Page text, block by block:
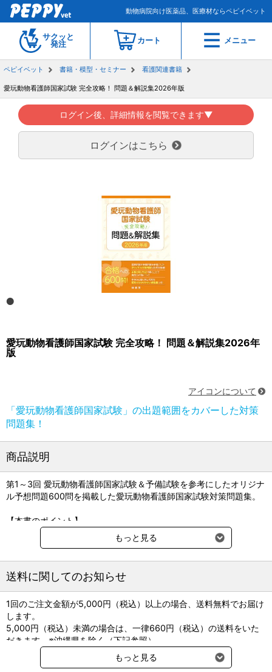
動物病院向け医薬品、医療材ならペピイベット
サクッと
発注
カート メニュー
ペピイベット 書籍・模型・セミナー 看護関連書籍
愛玩動物看護師国家試験 完全攻略！ 問題＆解説集2026年版
ログイン後、詳細情報を閲覧できます▼
ログインはこちら
愛玩動物看護師国家試験 完全攻略！ 問題＆解説集2026年
版
アイコンについて
「愛玩動物看護師国家試験」の出題範囲をカバーした対策
問題集！
商品説明
第1～3回 愛玩動物看護師国家試験＆予備試験を参考にしたオリジナ
ル予想問題600問を掲載した愛玩動物看護師国家試験対策問題集。
【本書のポイント】
●「愛玩動物看護師国家試験」の出題範囲をカバー。
●第1～3回 愛玩動物看護師国家試験＆予備試験を参考にした予想問
●実際の試験と同じ形式の予想問題を国家試験3回分（必須問題150
問・実地問題150問・一般問題300問、計600問）収録。
●便利で使いやすい、取り外しできる解説集。問題と解説集を並べ
て読むことができる。
●すべての問題に詳しい解説付き。図表・イラストを豊富に用いた
丁寧な解説で、解答の根拠がわかる。
●おさえておきたい関連事項や、愛玩動物看護師として知っておき
たい重要事項は、解説下の注釈欄にて補足説明。臨床現場で役立つ
知識も多数掲載。
もっと見る
送料に関してのお知らせ
1回のご注文金額が5,000円（税込）以上の場合、送料無料でお届け
します。
5,000円（税込）未満の場合は、一律660円（税込）の送料をいた
だきます。※沖縄県を除く（下記参照）
※2017年11月14日（火）より沖縄県へのお届けにつきましては、1
回のご注文金額（税込）が、30,000円以上で配送無料となります。
もっと見る